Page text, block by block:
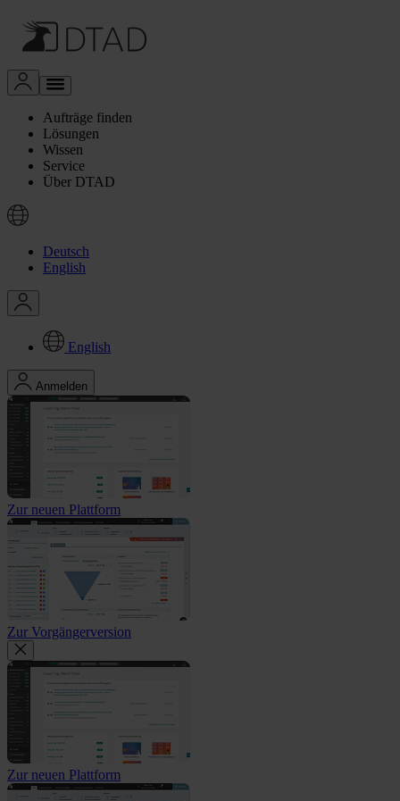
Aufträge finden
Lösungen
Wissen
Service
Über DTAD
Deutsch
English
English
Anmelden
Zur neuen Plattform
Zur Vorgängerversion
Zur neuen Plattform